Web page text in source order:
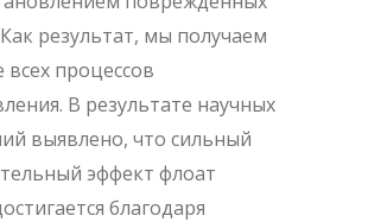
результат, мы получаем
всех процессов
В результате научных
выявлено, что сильный
эффект флоат
благодаря